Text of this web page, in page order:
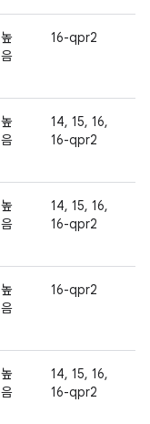
높
음
16-qpr2
높
음
14, 15, 16,
16-qpr2
높
음
14, 15, 16,
16-qpr2
높
음
16-qpr2
높
음
14, 15, 16,
16-qpr2